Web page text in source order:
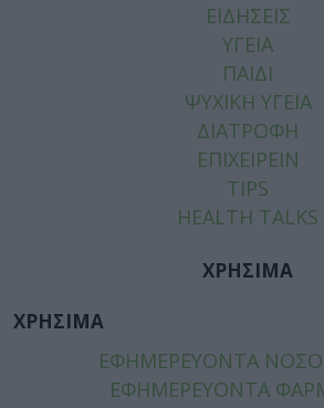
ΕΙΔΗΣΕΙΣ
ΥΓΕΙΑ
ΠΑΙΔΙ
ΨΥΧΙΚΗ ΥΓΕΙΑ
ΔΙΑΤΡΟΦΗ
ΕΠΙΧΕΙΡΕΙΝ
TIPS
HEALTH TALKS
ΧΡΗΣΙΜΑ
ΧΡΗΣΙΜΑ
ΕΦΗΜΕΡΕΥΟΝΤΑ
ΕΦΗΜΕΡΕΥΟΝΤΑ